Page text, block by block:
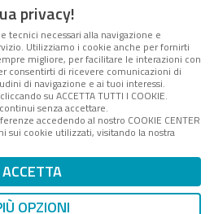
telematica iscritta
del Tribunale di Roma -
2008 - Direttore resp. Michela
Stentella
soggetta a Direzione e
di Digital360 S.p.A. - FPA s.r.l.
per il sistema di management
n. 10693191008 - R.E.A. Roma
ISP AWS
del sito
privacy!
tecnici necessari alla navigazione e
Utilizziamo i cookie anche per fornirti
migliore, per facilitare le interazioni con
consentirti di ricevere comunicazioni di
di navigazione e ai tuoi interessi.
su ACCETTA TUTTI I COOKIE.
senza accettare.
accedendo al nostro COOKIE CENTER
sui cookie utilizzati, visitando la nostra
ACCETTA
OPZIONI